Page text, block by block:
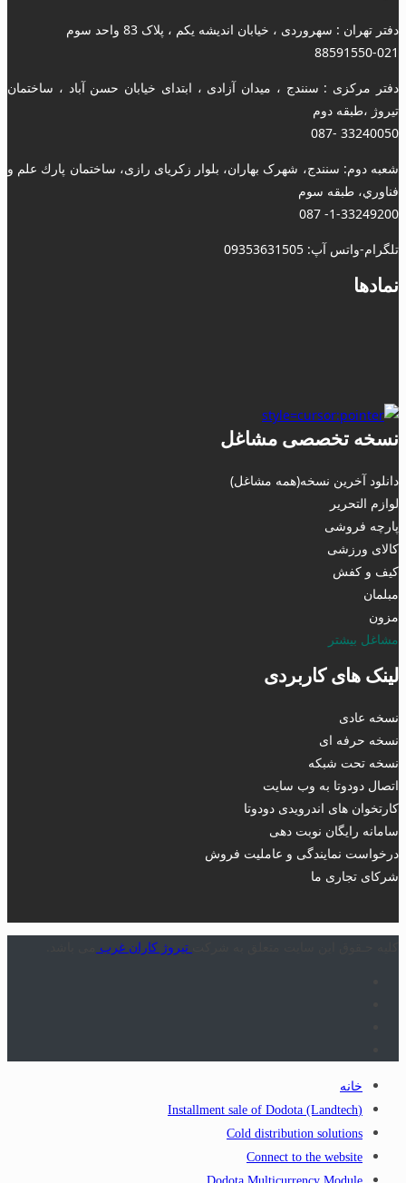
دفتر تهران : سهروردی ، خیابان اندیشه یکم ، پلاک 83 واحد سوم
88591550-021
دفتر مرکزی : سنندج ، میدان آزادی ، ابتدای خیابان حسن آباد ، ساختمان
تیروژ ،طبقه دوم
33240050 -087
شعبه دوم: سنندج، شهرک بهاران، بلوار زکریای رازی، ساختمان پارك علم و
فناوري، طبقه سوم
1-33249200- 087
تلگرام-واتس آپ: 09353631505
نمادها
نسخه تخصصی مشاغل
دانلود آخرین نسخه(همه مشاغل)
لوازم التحریر
پارچه فروشی
کالای ورزشی
کیف و کفش
مبلمان
مزون
مشاغل بیشتر
لینک های کاربردی
نسخه عادی
نسخه حرفه ای
نسخه تحت شبکه
اتصال دودوتا به وب سایت
کارتخوان های اندرویدی دودوتا
سامانه رایگان نوبت دهی
درخواست نمایندگی و عاملیت فروش
شرکای تجاری ما
تیروژ کاران غرب
خانه
(Installment sale of Dodota (Landtech
Cold distribution solutions
Connect to the website